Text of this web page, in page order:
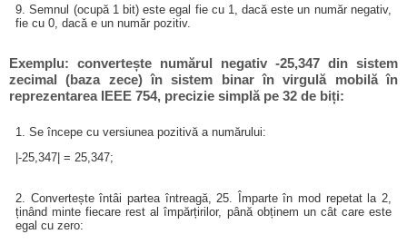
9. Semnul (ocupă 1 bit) este egal fie cu 1, dacă este un număr negativ,
fie cu 0, dacă e un număr pozitiv.
Exemplu: convertește numărul negativ -25,347 din sistem
zecimal (baza zece) în sistem binar în virgulă mobilă în
reprezentarea IEEE 754, precizie simplă pe 32 de biți:
1. Se începe cu versiunea pozitivă a numărului:
|-25,347| = 25,347;
2. Convertește întâi partea întreagă, 25. Împarte în mod repetat la 2,
ținând minte fiecare rest al împărțirilor, până obținem un cât care este
egal cu zero: